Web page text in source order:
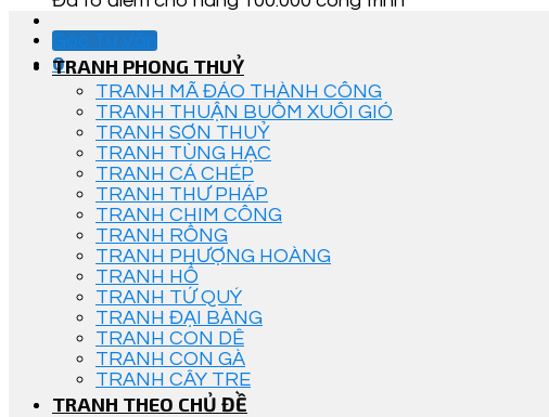
Góc Tư Vấn
0
TRANH PHONG THUỶ
TRANH MÃ ĐÁO THÀNH CÔNG
TRANH THUẬN BUỒM XUÔI GIÓ
TRANH SƠN THUỶ
TRANH TÙNG HẠC
TRANH CÁ CHÉP
TRANH THƯ PHÁP
TRANH CHIM CÔNG
TRANH RỒNG
TRANH PHƯỢNG HOÀNG
TRANH HỔ
TRANH TỨ QUÝ
TRANH ĐẠI BÀNG
TRANH CON DÊ
TRANH CON GÀ
TRANH CÂY TRE
TRANH THEO CHỦ ĐỀ